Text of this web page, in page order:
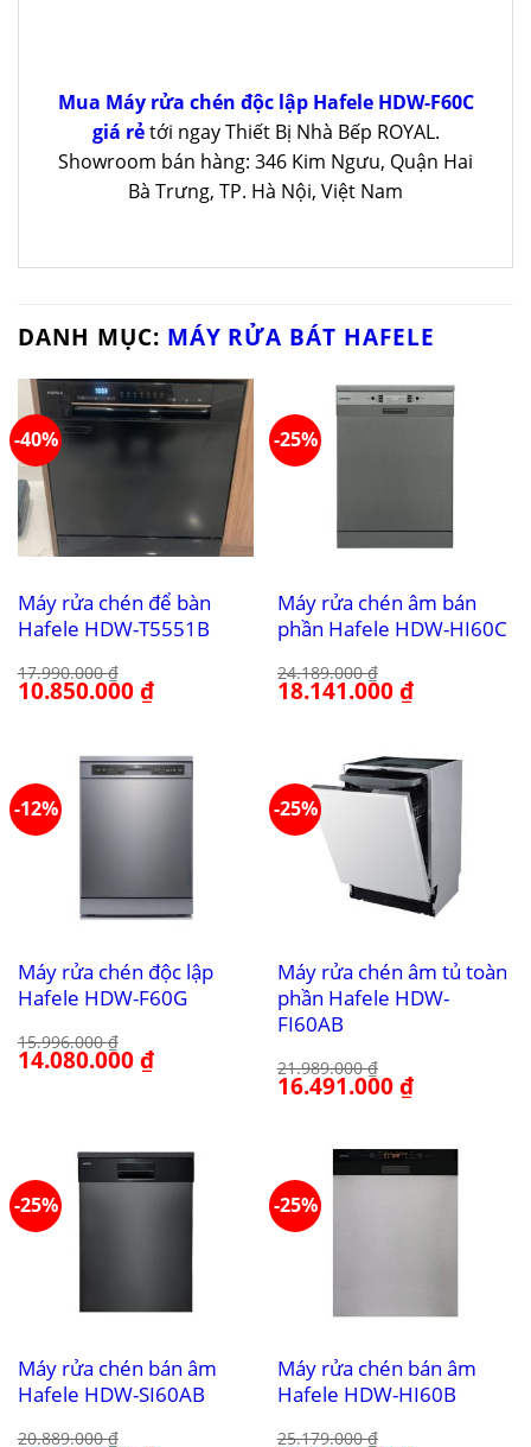
Mua Máy rửa chén độc lập Hafele HDW-F60C
giá rẻtới ngay Thiết Bị Nhà Bếp ROYAL.
Showroom bán hàng: 346 Kim Ngưu, Quận Hai
Bà Trưng, TP. Hà Nội, Việt Nam
DANH MỤC: MÁY RỬA BÁT HAFELE
-40%
Máy rửa chén để bàn
Hafele HDW-T5551B
17.990.000₫
Giá
gốc
10.850.000₫Giá
hiện
-25%
Máy rửa chén âm bán
phần Hafele HDW-HI60C
24.189.000₫
Giá
gốc
18.141.000₫Giá
hiện
-12%
Máy rửa chén độc lập
Hafele HDW-F60G
15.996.000₫
Giá
gốc
14.080.000₫Giá
hiện
-25%
Máy rửa chén âm tủ toàn
phần Hafele HDW-
FI60AB
21.989.000₫
Giá
gốc
16.491.000₫Giá
hiện
16.491.000 ₫.
-25%
Máy rửa chén bán âm
Hafele HDW-SI60AB
20.889.000₫
-25%
Máy rửa chén bán âm
Hafele HDW-HI60B
25.179.000₫